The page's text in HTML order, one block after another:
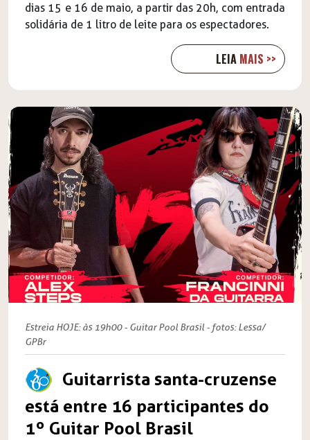
dias 15 e 16 de maio, a partir das 20h, com entrada
solidária de 1 litro de leite para os espectadores.
LEIA MAIS >>
Estreia HOJE: às 19h00 - Guitar Pool Brasil - fotos: Lessa/
GPBr
Guitarrista santa-cruzense
está entre 16 participantes do
1º Guitar Pool Brasil